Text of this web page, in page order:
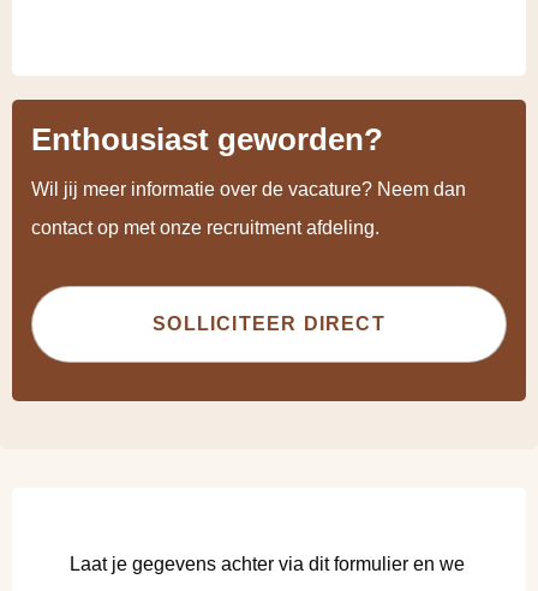
Enthousiast geworden?
Wil jij meer informatie over de vacature? Neem dan
contact op met onze recruitment afdeling.
SOLLICITEER DIRECT
Laat je gegevens achter via dit formulier en we